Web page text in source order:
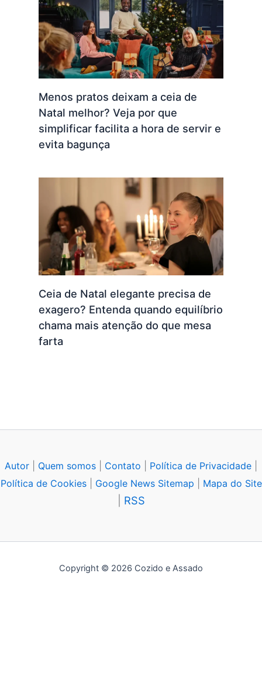
Menos pratos deixam a ceia de
Natal melhor? Veja por que
simplificar facilita a hora de servir e
evita bagunça
Ceia de Natal elegante precisa de
exagero? Entenda quando equilíbrio
chama mais atenção do que mesa
farta
Autor Quem somos Contato Política de Privacidade
Política de Cookies| Google News Sitemap Mapa do Site
RSS
Copyright © 2026 Cozido e Assado